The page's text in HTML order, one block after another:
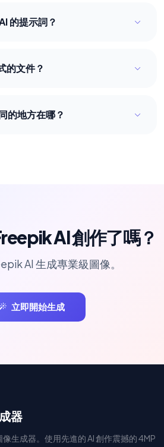
的提示詞？
的文件？
的地方在哪？
AI 創作了嗎？
AI 生成專業級圖像。
立即開始生成
器
生成器。使用先進的 AI 創作震撼的 4MP